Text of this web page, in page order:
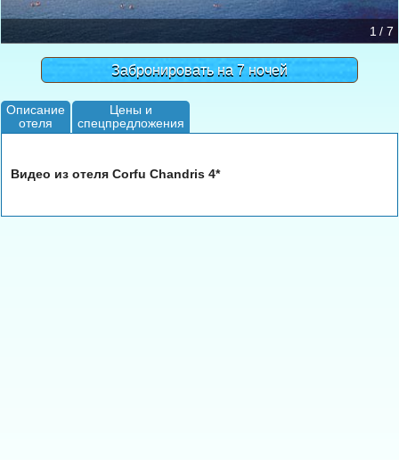
1 / 7
Забронировать на 7 ночей
Описание
отеля
Цены и
спецпредложения
Видео из отеля Corfu Chandris 4*